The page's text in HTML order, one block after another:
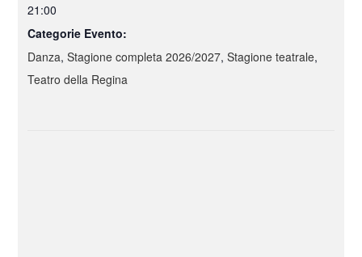
21:00
Categorie Evento:
Danza,Stagione completa 2026/2027,Stagione teatrale,
Teatro della Regina